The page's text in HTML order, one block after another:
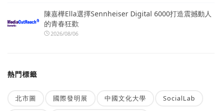
陳嘉樺Ella選擇Sennheiser Digital 6000打造震撼動人
的青春狂歡
2026/08/06
熱門標籤
北市圖 國際發明展 中國文化大學 SocialLab